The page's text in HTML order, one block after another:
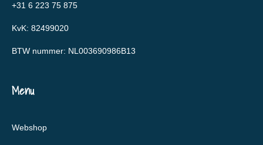
+31 6 223 75 875
KvK: 82499020
BTW nummer: NL003690986B13
Menu
Webshop